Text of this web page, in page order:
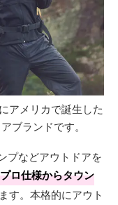
アメリカで誕生した
ブランドです。
プなどアウトドアを
プロ仕様からタウン
す。本格的にアウト